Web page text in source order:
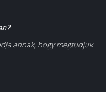
annak, hogy megtudjuk